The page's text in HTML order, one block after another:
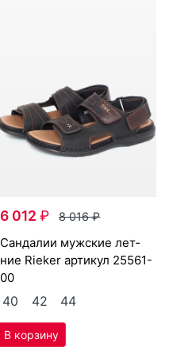
6 012₽ 8 016₽
сан­да­лии мужс­кие лет­
ние Ri­eker артикул 25561-
00
40 42 44